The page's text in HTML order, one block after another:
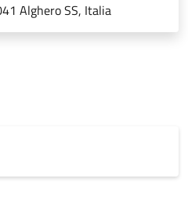
Alghero SS, Italia